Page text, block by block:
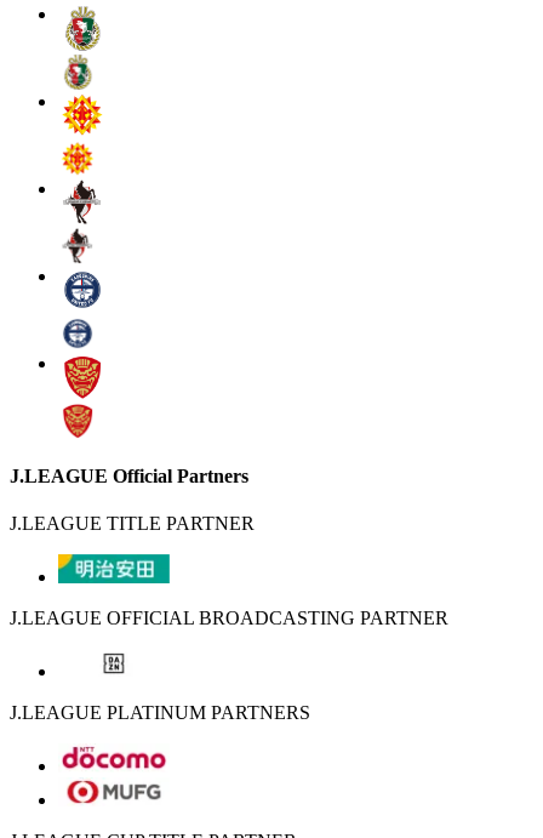
J.LEAGUE Official Partners
J.LEAGUE TITLE PARTNER
J.LEAGUE OFFICIAL BROADCASTING PARTNER
J.LEAGUE PLATINUM PARTNERS